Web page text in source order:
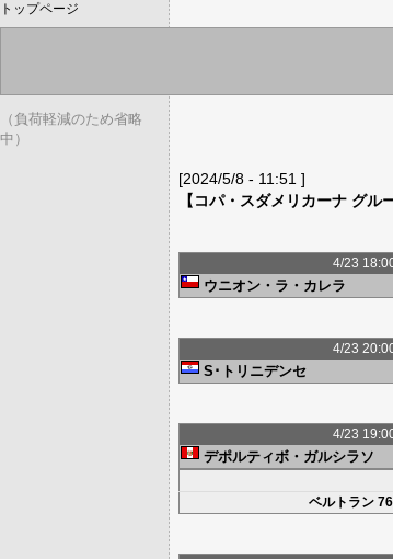
トップページ
（負荷軽減のため省略
中）
[2024/5/8 - 11:51 ]
【コパ・スダメリカーナ グル
4/23
ウニオン・ラ・カレラ
4/23
S･トリニデンセ
4/23
デポルティボ・ガルシラソ
ベルトラン